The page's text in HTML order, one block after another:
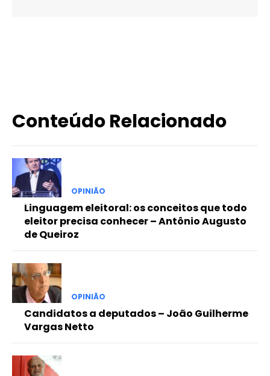
Conteúdo Relacionado
OPINIÃO
Linguagem eleitoral: os conceitos que todo
eleitor precisa conhecer – Antônio Augusto
de Queiroz
OPINIÃO
Candidatos a deputados – João Guilherme
Vargas Netto